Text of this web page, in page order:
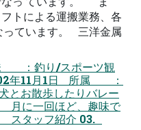
トによる運搬業務、各
っています。 三洋金属
釣り/スポーツ観
年11月1日 所属 ：
お散歩したりバレー
月に一回ほど、趣味で
スタッフ紹介 03.